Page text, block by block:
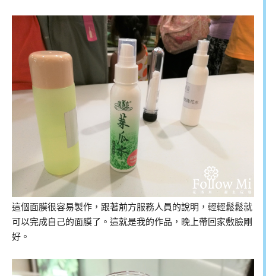
這個面膜很容易製作，跟著前方服務人員的說明，輕輕鬆鬆就
可以完成自己的面膜了。這就是我的作品，晚上帶回家敷臉剛
好。